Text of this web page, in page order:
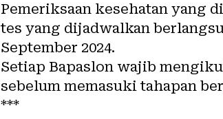
Pemeriksaan kesehatan yang
tes yang dijadwalkan
September 2024.
Setiap Bapaslon wajib
sebelum memasuki tahapan
***